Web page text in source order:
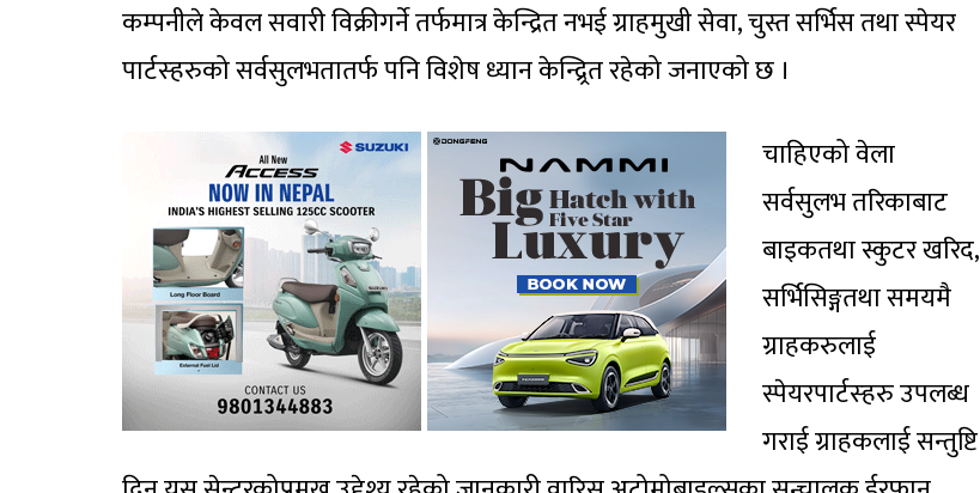
कम्पनीले केवल सवारी विक्रीगर्ने तर्फमात्र केन्द्रित नभई ग्राहमुखी सेवा, चुस्त सर्भिस तथा स्पेयर
पार्टस्हरुको सर्वसुलभतातर्फ पनि विशेष ध्यान केन्द्र्रित रहेको जनाएको छ ।
चाहिएको वेला
सर्वसुलभ तरिकाबाट
बाइकतथा स्कुटर खरिद,
सर्भिसिङ्गतथा समयमै
ग्राहकरुलाई
स्पेयरपार्टस्हरु उपलब्ध
गराई ग्राहकलाई सन्तुष्टि